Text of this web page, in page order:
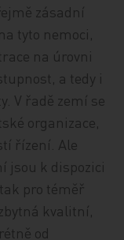
zásadní
tyto nemoci,
na úrovni
a tedy i
V řadě zemí se
organizace,
řízení. Ale
jsou k dispozici
pro téměř
kvalitní,
od